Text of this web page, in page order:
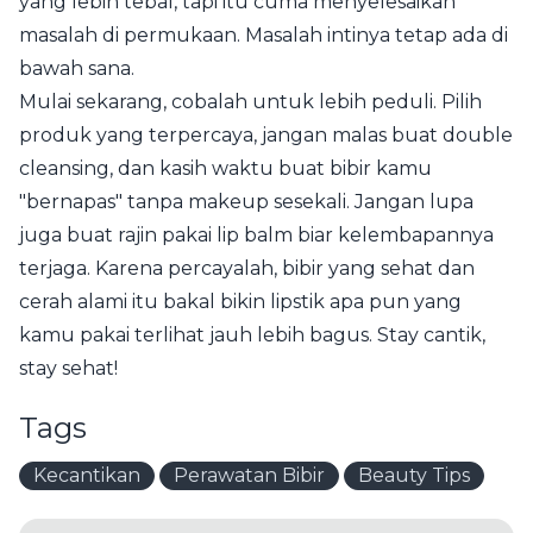
masalah di permukaan. Masalah intinya tetap ada di
bawah sana.
Mulai sekarang, cobalah untuk lebih peduli. Pilih
produk yang terpercaya, jangan malas buat double
cleansing, dan kasih waktu buat bibir kamu
"bernapas" tanpa makeup sesekali. Jangan lupa
juga buat rajin pakai lip balm biar kelembapannya
terjaga. Karena percayalah, bibir yang sehat dan
cerah alami itu bakal bikin lipstik apa pun yang
kamu pakai terlihat jauh lebih bagus. Stay cantik,
stay sehat!
Tags
Kecantikan Perawatan Bibir Beauty Tips